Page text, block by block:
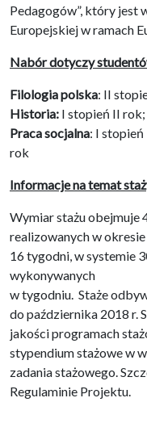
Pedagogów”, który jest
Europejskiej w ramach
Nabór dotyczy
Filologia polska: II
Historia: I stopień II
Praca socjalna: I
rok
Informacje na temat
Wymiar stażu obejmuje
realizowanych w okresie
16 tygodni, w systemie
wykonywanych
w tygodniu. Staże
do października 2018 r.
jakości programach
stypendium stażowe w
zadania stażowego.
Regulaminie Projektu.